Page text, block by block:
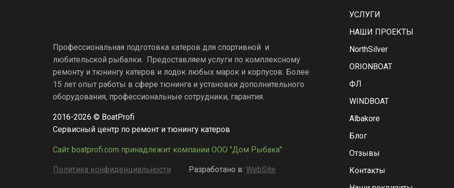
Профессиональная подготовка катеров для спортивной и
любительской рыбалки. Предоставляем услуги по комплексному
ремонту и тюнингу катеров и лодок любых марок и корпусов. Более
15 лет опыт работы в сфере тюнинга и установки дополнительного
оборудования, профессиональные сотрудники, гарантия.
2016-2026 © BoatProfi
Сервисный центр по ремонт и тюнингу катеров
Сайт boatprofi.com принадлежит компании ООО "Дом Рыбака"
Политика конфиденциальности Разработано в: WebSite
УСЛУГИ
НАШИ ПРОЕКТЫ
NorthSilver
ORIONBOAT
ФЛ
WINDBOAT
Albakore
Блог
Отзывы
Контакты